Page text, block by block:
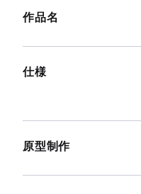
作品名
仕様
原型制作